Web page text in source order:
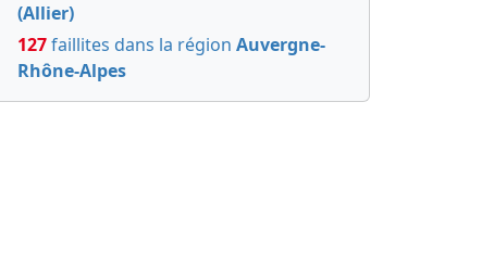
(Allier)
127faillites dans la région Auvergne-
Rhône-Alpes